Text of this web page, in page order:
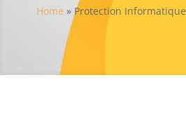
Home » Protection Informatique